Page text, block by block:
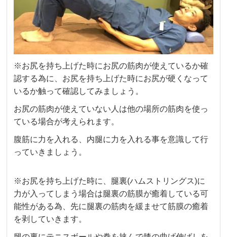
※お尻を持ち上げた時にお尻の筋肉が使えているか確
認する為に、お尻を持ち上げた時にお尻が硬くなって
いるか触って確認してみましょう。
お尻の筋肉が使えていない人は他の場所の筋肉を使っ
ている場合が考えられます。
腹筋に力を入れる、内腿に力を入れる事を意識して行
っていきましょう。
※お尻を持ち上げた時に、腿裏(ハムストリングス)に
力が入ってしまう場合は腿裏の筋膜が癒着している可
能性がある為、先に腿裏の筋肉を緩ませて筋膜の癒着
を剥していきます。